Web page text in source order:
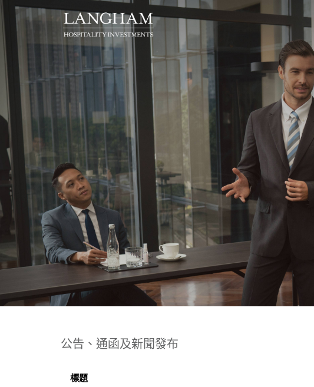
公告、通函及新聞發布
標題